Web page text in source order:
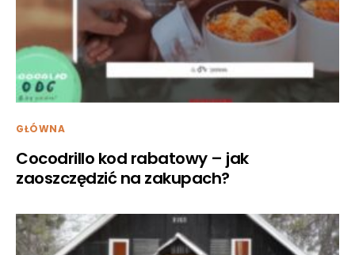
GŁÓWNA
Cocodrillo kod rabatowy – jak
zaoszczędzić na zakupach?